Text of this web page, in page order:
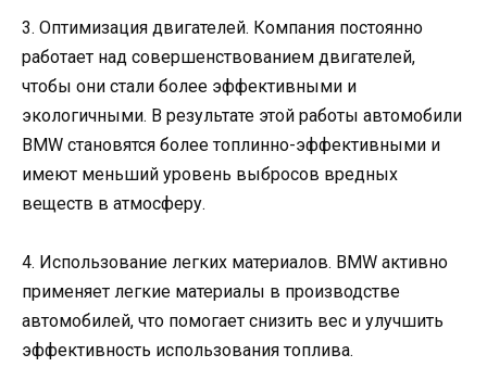
3. Оптимизация двигателей. Компания постоянно
работает над совершенствованием двигателей,
чтобы они стали более эффективными и
экологичными. В результате этой работы автомобили
BMW становятся более топлинно-эффективными и
имеют меньший уровень выбросов вредных
веществ в атмосферу.
4. Использование легких материалов. BMW активно
применяет легкие материалы в производстве
автомобилей, что помогает снизить вес и улучшить
эффективность использования топлива.